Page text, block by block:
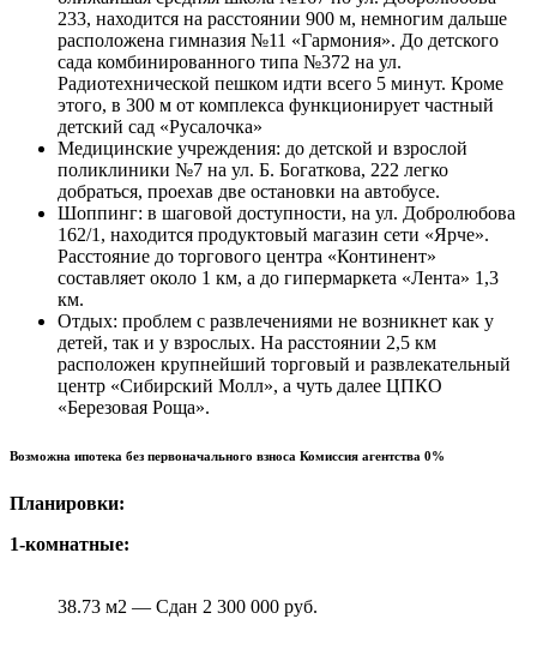
233, находится на расстоянии 900 м, немногим дальше
расположена гимназия №11 «Гармония». До детского
сада комбинированного типа №372 на ул.
Радиотехнической пешком идти всего 5 минут. Кроме
этого, в 300 м от комплекса функционирует частный
детский сад «Русалочка»
Медицинские учреждения: до детской и взрослой
поликлиники №7 на ул. Б. Богаткова, 222 легко
добраться, проехав две остановки на автобусе.
Шоппинг: в шаговой доступности, на ул. Добролюбова
162/1, находится продуктовый магазин сети «Ярче».
Расстояние до торгового центра «Континент»
составляет около 1 км, а до гипермаркета «Лента» 1,3
км.
Отдых: проблем с развлечениями не возникнет как у
детей, так и у взрослых. На расстоянии 2,5 км
расположен крупнейший торговый и развлекательный
центр «Сибирский Молл», а чуть далее ЦПКО
«Березовая Роща».
Возможна ипотека без первоначального взноса Комиссия агентства 0%
Планировки:
1-комнатные:
38.73 м2 — Сдан 2 300 000 руб.